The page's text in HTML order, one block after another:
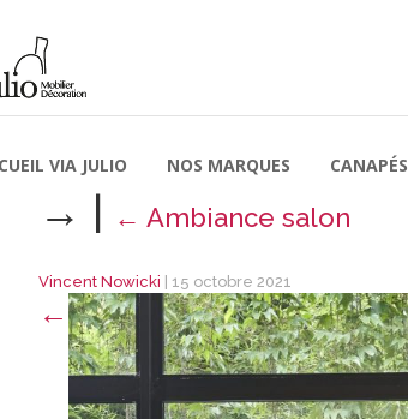
VIA JULIO NOS MARQUES CANAPÉS
→ | ← Ambiance salon
Vincent Nowicki 15 octobre 2021
←